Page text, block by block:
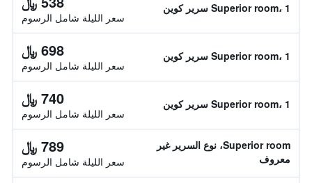
Superior room، 1 سرير كوين
سعر الليلة شامل الرسوم
Superior room، 1 سرير كوين 698 ﷼
سعر الليلة شامل الرسوم
Superior room، 1 سرير كوين 740 ﷼
سعر الليلة شامل الرسوم
Superior room، نوع السرير غير
معروف
789 ﷼
سعر الليلة شامل الرسوم